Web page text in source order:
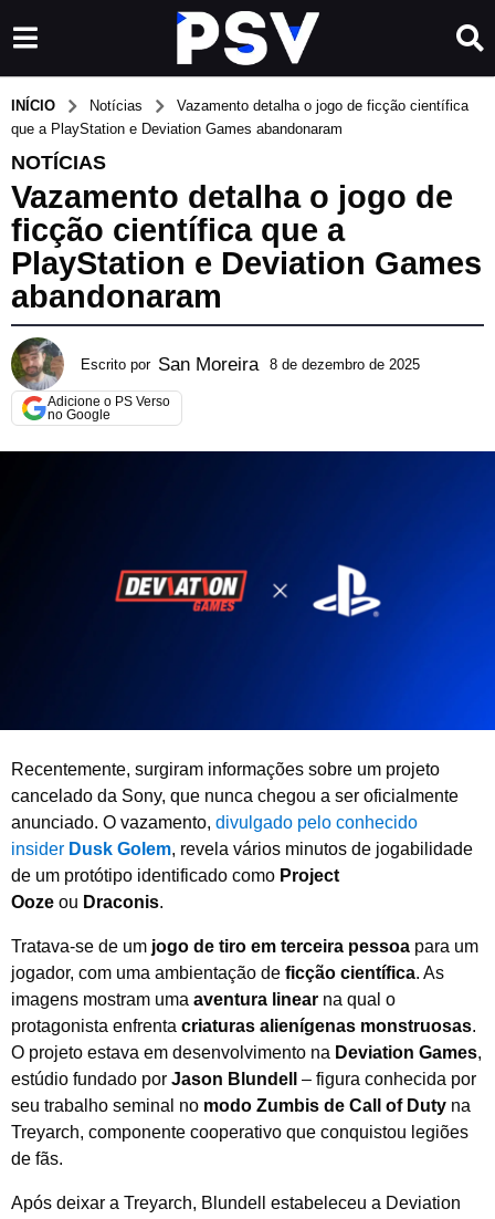
INÍCIO Notícias
Vazamento detalha o jogo de ficção científica
que a PlayStation e Deviation Games abandonaram
NOTÍCIAS
Vazamento detalha o jogo de
ficção científica que a
PlayStation e Deviation Games
abandonaram
Escrito por San Moreira 8 de dezembro de 2025
e
Adicione o PS Verso
no Google
Recentemente, surgiram informações sobre um projeto
cancelado da Sony, que nunca chegou a ser oficialmente
anunciado. O vazamento, divulgado pelo conhecido
insider Dusk Golem, revela vários minutos de jogabilidade
de um protótipo identificado como Project
Ooze ou Draconis.
Tratava-se de um jogo de tiro em terceira pessoa para um
jogador, com uma ambientação de ficção científica. As
imagens mostram uma aventura linear na qual o
protagonista enfrenta criaturas alienígenas monstruosas.
O projeto estava em desenvolvimento na Deviation Games,
estúdio fundado por Jason Blundell
– figura conhecida por
seu trabalho seminal no modo Zumbis de Call of Duty na
Treyarch, componente cooperativo que conquistou legiões
de fãs.
Após deixar a Treyarch, Blundell estabeleceu a Deviation